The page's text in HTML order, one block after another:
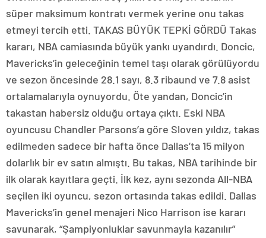
süper maksimum kontratı vermek yerine onu takas
etmeyi tercih etti. TAKAS BÜYÜK TEPKİ GÖRDÜ Takas
kararı, NBA camiasında büyük yankı uyandırdı. Doncic,
Mavericks’in geleceğinin temel taşı olarak görülüyordu
ve sezon öncesinde 28.1 sayı, 8.3 ribaund ve 7.8 asist
ortalamalarıyla oynuyordu. Öte yandan, Doncic’in
takastan habersiz olduğu ortaya çıktı. Eski NBA
oyuncusu Chandler Parsons’a göre Sloven yıldız, takas
edilmeden sadece bir hafta önce Dallas’ta 15 milyon
dolarlık bir ev satın almıştı. Bu takas, NBA tarihinde bir
ilk olarak kayıtlara geçti. İlk kez, aynı sezonda All-NBA
seçilen iki oyuncu, sezon ortasında takas edildi. Dallas
Mavericks’in genel menajeri Nico Harrison ise kararı
savunarak, “Şampiyonluklar savunmayla kazanılır”